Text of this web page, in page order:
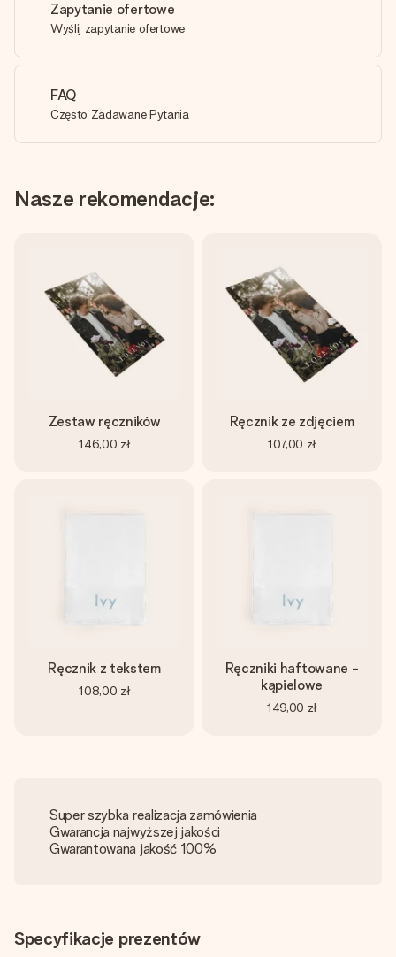
Zapytanie ofertowe
Wyślij zapytanie ofertowe
FAQ
Często Zadawane Pytania
Nasze rekomendacje:
Zestaw ręczników
146,00 zł
Ręcznik ze zdjęciem
107,00 zł
Ręcznik z tekstem
108,00 zł
Ręczniki haftowane -
kąpielowe
149,00 zł
Super szybka realizacja zamówienia
Gwarancja najwyższej jakości
Gwarantowana jakość 100%
Specyfikacje prezentów